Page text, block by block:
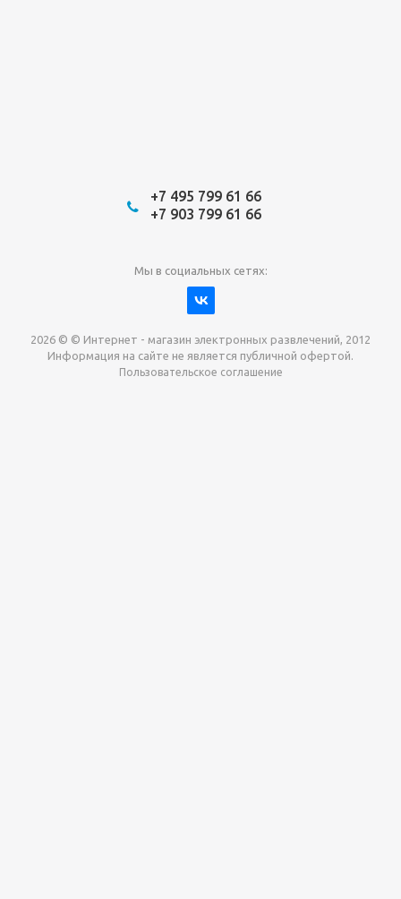
+7 495 799 61 66
+7 903 799 61 66
Мы в социальных сетях:
2026 © © Интернет - магазин электронных развлечений, 2012
Информация на сайте не является публичной офертой.
Пользовательское соглашение